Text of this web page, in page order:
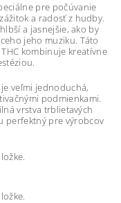
pre počúvanie
a radosť z hudby.
a jasnejšie, ako by
jeho muziku. Táto
kombinuje kreatívne
veľmi jednoduchá,
podmienkami.
vrstva trblietavých
perfektný pre výrobcov